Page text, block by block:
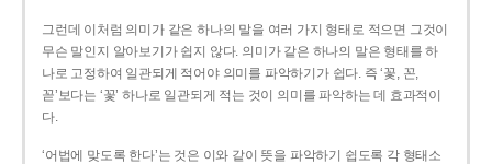
그런데 이처럼 의미가 같은 하나의 말을 여러 가지 형태로 적으면 그것이
무슨 말인지 알아보기가 쉽지 않다. 의미가 같은 하나의 말은 형태를 하
나로 고정하여 일관되게 적어야 의미를 파악하기가 쉽다. 즉 ‘꽃, 꼰,
꼳’보다는 ‘꽃’ 하나로 일관되게 적는 것이 의미를 파악하는 데 효과적이
다.
‘어법에 맞도록 한다’는 것은 이와 같이 뜻을 파악하기 쉽도록 각 형태소